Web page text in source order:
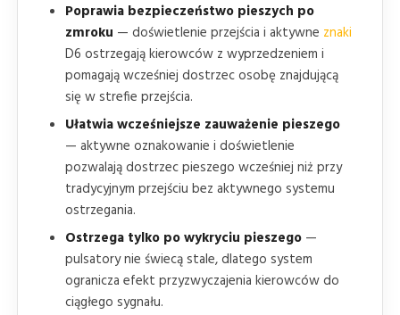
Poprawia bezpieczeństwo pieszych po
zmroku — doświetlenie przejścia i aktywne znaki
D6 ostrzegają kierowców z wyprzedzeniem i
pomagają wcześniej dostrzec osobę znajdującą
się w strefie przejścia.
Ułatwia wcześniejsze zauważenie pieszego
— aktywne oznakowanie i doświetlenie
pozwalają dostrzec pieszego wcześniej niż przy
tradycyjnym przejściu bez aktywnego systemu
ostrzegania.
Ostrzega tylko po wykryciu pieszego —
pulsatory nie świecą stale, dlatego system
ogranicza efekt przyzwyczajenia kierowców do
ciągłego sygnału.